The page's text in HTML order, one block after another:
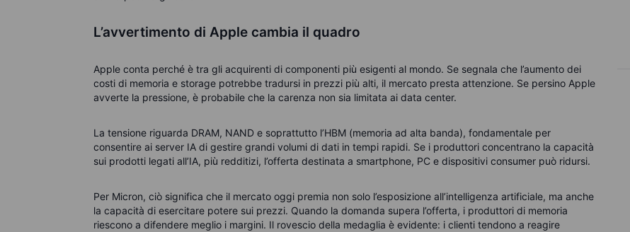
L’avvertimento di Apple cambia il quadro
Apple conta perché è tra gli acquirenti di componenti più esigenti al mondo. Se segnala che l’aumento dei
costi di memoria e storage potrebbe tradursi in prezzi più alti, il mercato presta attenzione. Se persino Apple
avverte la pressione, è probabile che la carenza non sia limitata ai data center.
La tensione riguarda DRAM, NAND e soprattutto l’HBM (memoria ad alta banda), fondamentale per
consentire ai server IA di gestire grandi volumi di dati in tempi rapidi. Se i produttori concentrano la capacità
sui prodotti legati all’IA, più redditizi, l’offerta destinata a smartphone, PC e dispositivi consumer può ridursi.
Per Micron, ciò significa che il mercato oggi premia non solo l’esposizione all’intelligenza artificiale, ma anche
la capacità di esercitare potere sui prezzi. Quando la domanda supera l’offerta, i produttori di memoria
riescono a difendere meglio i margini. Il rovescio della medaglia è evidente: i clienti tendono a reagire